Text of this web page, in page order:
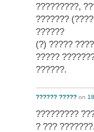
?????????,
???????
??????
(?) ?????
?????
??????.
?????? ????? on
?????????
? ???